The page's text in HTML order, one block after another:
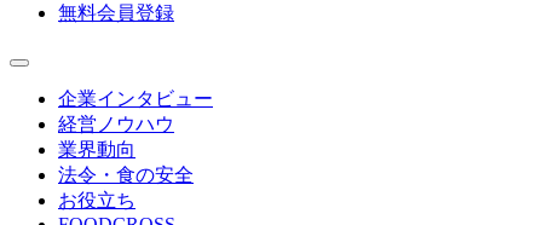
無料会員登録
企業インタビュー
経営ノウハウ
業界動向
法令・食の安全
お役立ち